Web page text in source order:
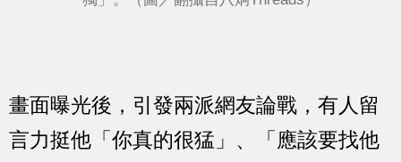
畫面曝光後，引發兩派網友論戰，有人留
言力挺他「你真的很猛」、「應該要找他